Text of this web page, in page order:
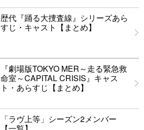
歴代『踊る大捜査線』シリーズあら
すじ・キャスト【まとめ】
『劇場版TOKYO MER～走る緊急救
命室～CAPITAL CRISIS』キャス
ト・あらすじ【まとめ】
「ラヴ上等」シーズン2メンバー